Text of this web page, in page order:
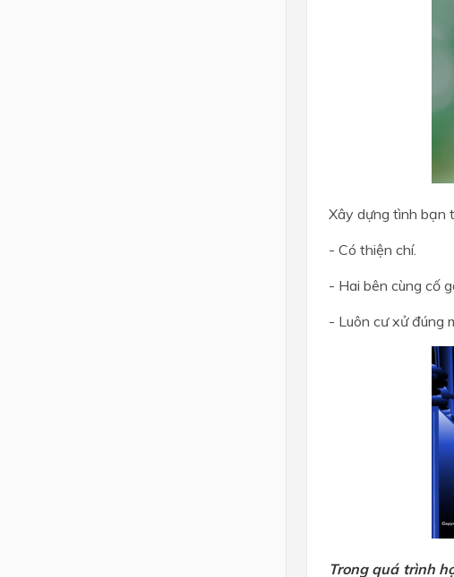
Xây dựng tình bạn
- Có thiện chí.
- Hai bên cùng cố
- Luôn cư xử đúng
Trong quá trình